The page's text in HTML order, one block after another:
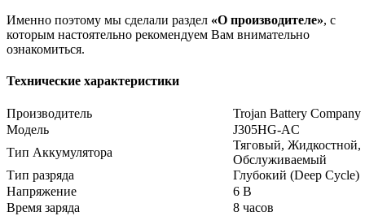
Именно поэтому мы сделали раздел «О производителе», с
которым настоятельно рекомендуем Вам внимательно
ознакомиться.
Технические характеристики
Производитель
Trojan Battery Company
Модель
J305HG-AC
Тип Аккумулятора
Тяговый, Жидкостной,
Обслуживаемый
Тип разряда
Глубокий (Deep Cycle)
Напряжение
6 В
Время заряда
8 часов